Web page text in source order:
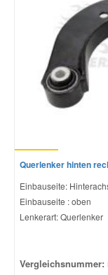
Querlenker hinten
Einbauseite:
Einbauseite : oben
Lenkerart: Querlenker
Vergleichsnummer: